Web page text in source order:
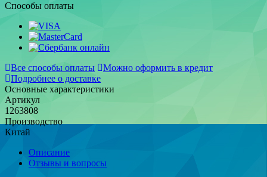
Способы оплаты
Все способы оплаты
Можно оформить в кредит
Подробнее о доставке
Основные характеристики
Артикул
1263808
Производство
Китай
Описание
Отзывы и вопросы